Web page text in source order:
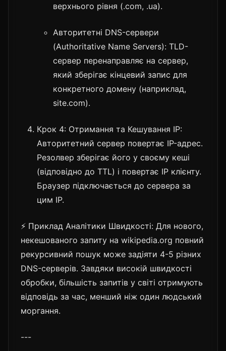
верхнього рівня (.com, .ua).
Авторитетні DNS-сервери
(Authoritative Name Servers): TLD-
сервер перенаправляє на сервер,
який зберігає кінцевий запис для
конкретного домену (наприклад,
site.com).
Крок 4: Отримання та Кешування IP:
Авторитетний сервер повертає IP-адрес.
Резолвер зберігає його у своєму кеші
(відповідно до TTL) і повертає IP клієнту.
Браузер підключається до сервера за
цим IP.
⚡ Приклад Аналітики Швидкості: Для нового,
некешованого запиту на wikipedia.org повний
рекурсивний пошук може задіяти 4-5 різних
DNS-серверів. Завдяки високій швидкості
обробки, більшість запитів у світі отримують
відповідь за час, менший ніж один людський
моргання.
---